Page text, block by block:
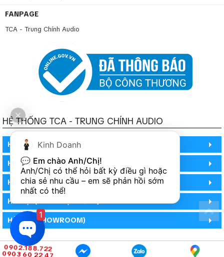
FANPAGE
TCA - Trung Chính Audio
HỆ THỐNG TCA - TRUNG CHÍNH AUDIO
HỒ CHÍ MINH
HỒ CHÍ MINH
HỒ CHÍ MINH (PHÒNG BẢO HÀNH)
HÀ NỘI (DEMO HỆ THỐNG)
HÀ NỘI (SHOWROOM)
0902.188.722
0903 60 22 47
Kinh Doanh
💬 Em chào Anh/Chị!
Anh/Chị có thể hỏi bất kỳ điều gì hoặc
chia sẻ nhu cầu – em sẽ phản hồi sớm
nhất có thể!
1